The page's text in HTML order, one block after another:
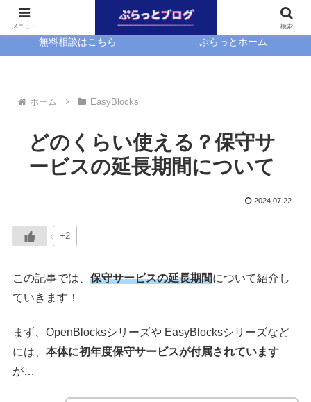
無料相談はこちら ぷらっとホーム
ホーム EasyBlocks
どのくらい使える？保守サ
ービスの延長期間について
2024.07.22
+2
この記事では、保守サービスの延長期間について紹介し
ていきます！
まず、OpenBlocksシリーズや EasyBlocksシリーズなど
には、本体に初年度保守サービスが付属されています
が…
メニュー 検索